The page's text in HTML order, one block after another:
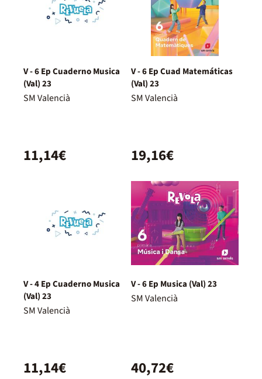
V - 6 Ep Cuaderno Musica
(Val) 23
SM Valencià
11,14€
V - 6 Ep Cuad Matemáticas
(Val) 23
SM Valencià
19,16€
V - 4 Ep Cuaderno Musica
(Val) 23
SM Valencià
11,14€
V - 6 Ep Musica (Val) 23
SM Valencià
40,72€